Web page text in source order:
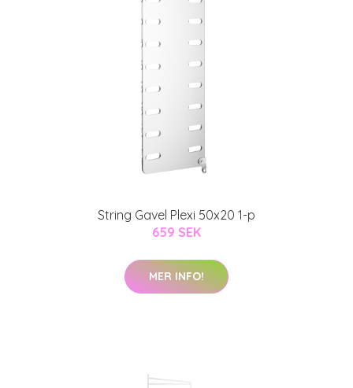
String Gavel Plexi 50x20 1-p
659 SEK
MER INFO!